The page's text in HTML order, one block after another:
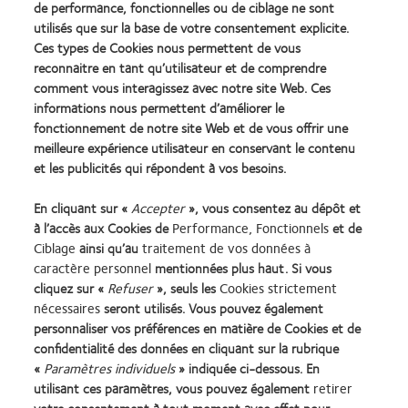
myopia aetiology. PRER 2013;31(6):622-60.
15. Younan C, et al. Myopia and incident cataract and cataract surgery: the blue mountains
eye study. IVOS 2002;43(12):3625-3632.
16. Chen SJ, et al. Prevalence and associated risk factors of myopic maculopathy in elderly
Chinese: the Shihpai eye study. IOVS 2012;53(8):4868-73.
17. Données CVI, 2024.
* Par rapport à une lentille unifocale journalière sur une période de 3 ans.
SA14191 / APP146418
Learn
more
about
Récompense
Silmo
d’Or
du
meilleur
Learn
more
about
Contact
Lens
Product
of
the
Learn
more
about
2012
&
2010
Best
Companies
Learn
more
about
2011
Best
Factory
Awards
(2011)
Learn
more
about
ODMA
2011
(2011)
Learn
more
about
2012
REBRAND
100®
Global
Award
Practitioner Home
Contact
Politique de confidentialité
Accéder à l'espace
consommateurs
de performance, fonctionnelles ou de ciblage ne sont
utilisés que sur la base de votre consentement explicite.
Ces types de Cookies nous permettent de vous
reconnaitre en tant qu’utilisateur et de comprendre
comment vous interagissez avec notre site Web. Ces
informations nous permettent d’améliorer le
fonctionnement de notre site Web et de vous offrir une
meilleure expérience utilisateur en conservant le contenu
et les publicités qui répondent à vos besoins.
En cliquant sur «Accepter», vous consentez au dépôt et
à l’accès aux Cookies dePerformance, Fonctionnelset de
Ciblage ainsi qu’autraitement de vos données à
caractère personnelmentionnées plus haut. Si vous
cliquez sur « Refuser», seuls lesCookies strictement
nécessairesseront utilisés. Vous pouvez également
personnaliser vos préférences en matière de Cookies et de
confidentialité des données en cliquant sur la rubrique
« Paramètres individuels» indiquée ci-dessous. En
utilisant ces paramètres, vous pouvez également retirer